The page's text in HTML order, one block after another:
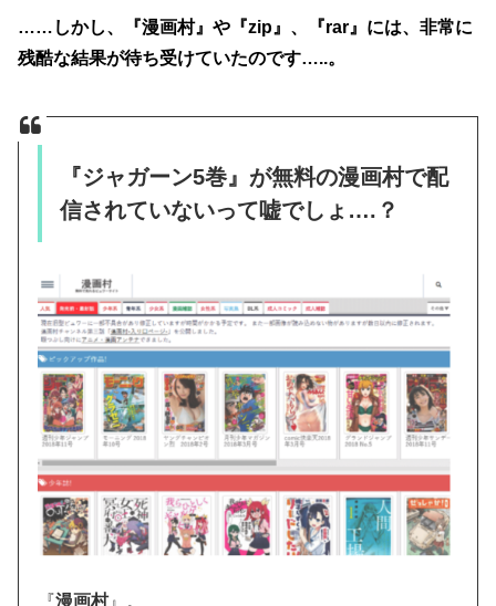
……しかし、『漫画村』や『zip』、『rar』には、非常に
残酷な結果が待ち受けていたのです…..。
『ジャガーン5巻』が無料の漫画村で配
信されていないって嘘でしょ….？
『漫画村』。